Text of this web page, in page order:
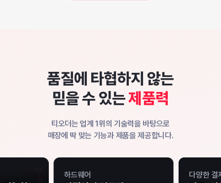
품질에 타협하지 않는
믿을 수 있는제품력
티오더는 업계 1위의 기술력을 바탕으로
매장에 딱 맞는 기능과 제품을 제공합니다.
하드웨어 다양한 결